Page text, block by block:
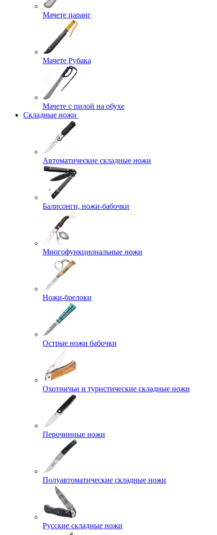
Мачете паранг
Мачете Рубака
Мачете с пилой на обухе
Складные ножи
Автоматические складные ножи
Балисонги, ножи-бабочки
Многофункциональные ножи
Ножи-брелоки
Острые ножи бабочки
Охотничьи и туристические складные ножи
Перочинные ножи
Полуавтоматические складные ножи
Русские складные ножи